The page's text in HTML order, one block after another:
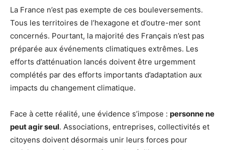
La France n’est pas exempte de ces bouleversements.
Tous les territoires de l’hexagone et d’outre-mer sont
concernés. Pourtant, la majorité des Français n’est pas
préparée aux événements climatiques extrêmes. Les
efforts d’atténuation lancés doivent être urgemment
complétés par des efforts importants d’adaptation aux
impacts du changement climatique.
Face à cette réalité, une évidence s’impose : personne ne
peut agir seul. Associations, entreprises, collectivités et
citoyens doivent désormais unir leurs forces pour